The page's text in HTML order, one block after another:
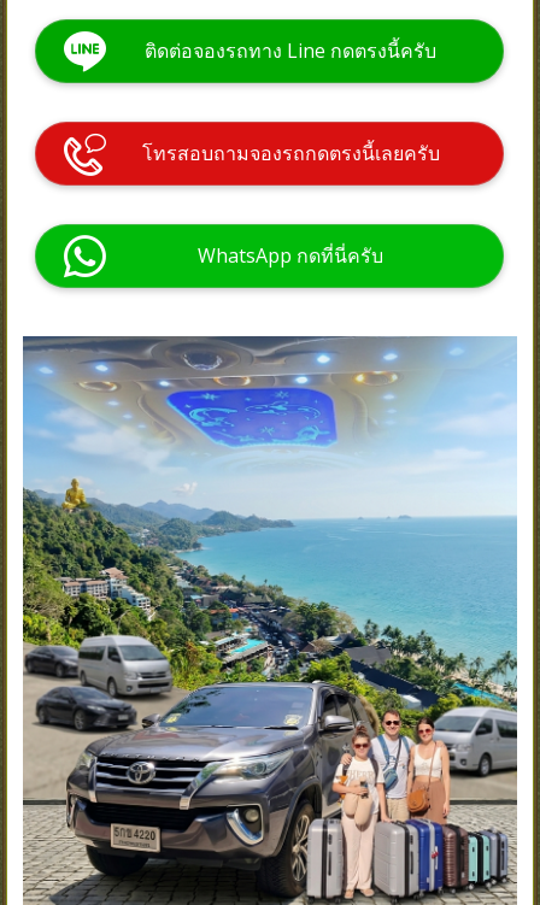
ติดต่อจองรถทาง Line กดตรงนี้ครับ
โทรสอบถามจองรถกดตรงนี้เลยครับ
WhatsApp กดที่นี่ครับ